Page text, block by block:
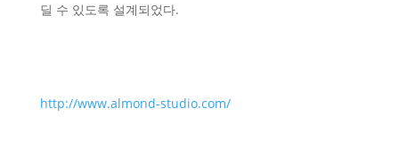
딜 수 있도록 설계되었다.
http://www.almond-studio.com/